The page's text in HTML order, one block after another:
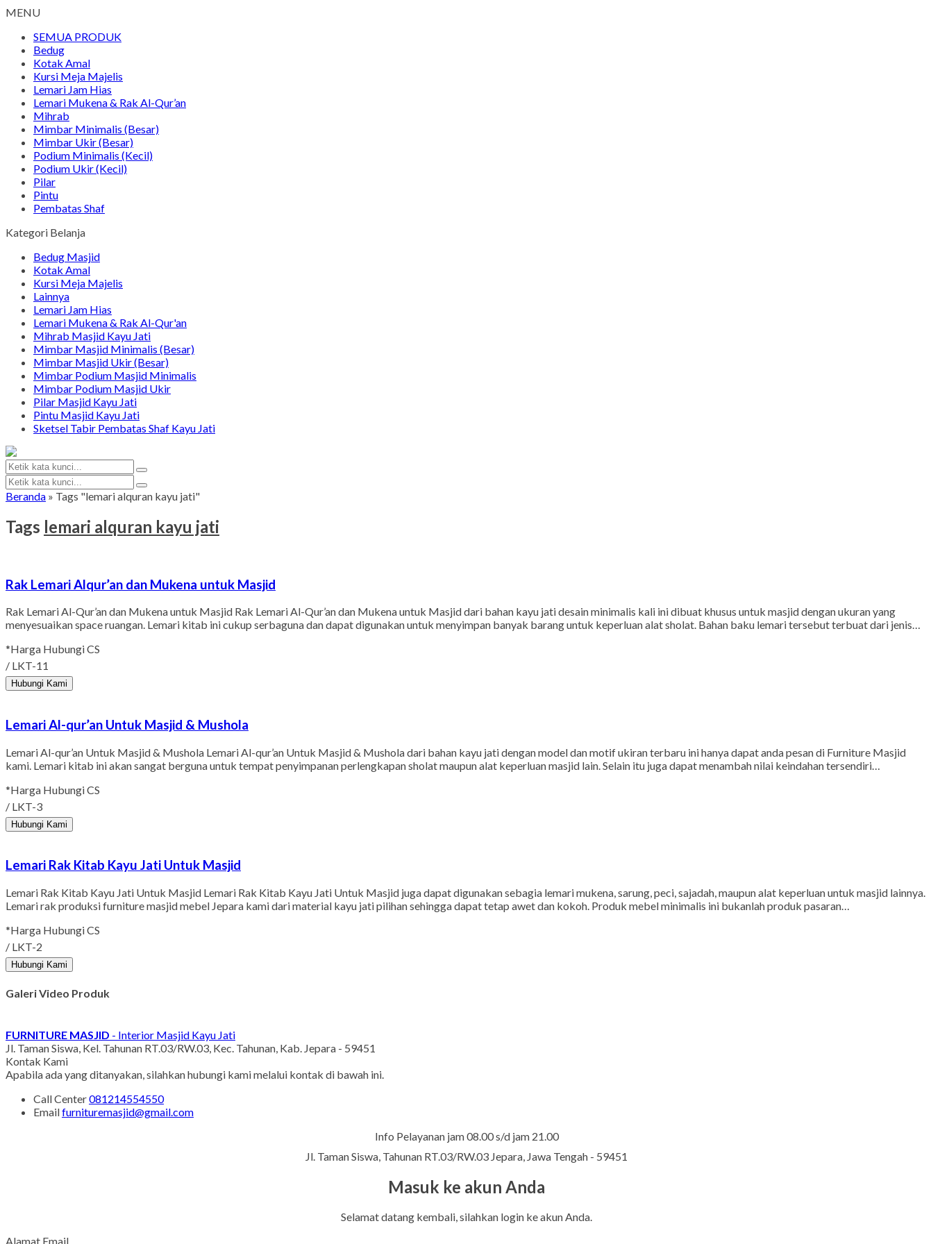
MENU
SEMUA PRODUK
Bedug
Kotak Amal
Kursi Meja Majelis
Lemari Jam Hias
Lemari Mukena & Rak Al-Qur’an
Mihrab
Mimbar Minimalis (Besar)
Mimbar Ukir (Besar)
Podium Minimalis (Kecil)
Podium Ukir (Kecil)
Pilar
Pintu
Pembatas Shaf
Kategori Belanja
Bedug Masjid
Kotak Amal
Kursi Meja Majelis
Lainnya
Lemari Jam Hias
Lemari Mukena & Rak Al-Qur'an
Mihrab Masjid Kayu Jati
Mimbar Masjid Minimalis (Besar)
Mimbar Masjid Ukir (Besar)
Mimbar Podium Masjid Minimalis
Mimbar Podium Masjid Ukir
Pilar Masjid Kayu Jati
Pintu Masjid Kayu Jati
Sketsel Tabir Pembatas Shaf Kayu Jati
Beranda » Tags "lemari alquran kayu jati"
Tags lemari alquran kayu jati
Rak Lemari Alqur’an dan Mukena untuk Masjid
Rak Lemari Al-Qur’an dan Mukena untuk Masjid Rak Lemari Al-Qur’an dan Mukena untuk Masjid dari bahan kayu jati desain minimalis kali ini dibuat khusus untuk masjid dengan ukuran yang
menyesuaikan space ruangan. Lemari kitab ini cukup serbaguna dan dapat digunakan untuk menyimpan banyak barang untuk keperluan alat sholat. Bahan baku lemari tersebut terbuat dari jenis…
*Harga Hubungi CS
/ LKT-11
Hubungi Kami
Lemari Al-qur’an Untuk Masjid & Mushola
Lemari Al-qur’an Untuk Masjid & Mushola Lemari Al-qur’an Untuk Masjid & Mushola dari bahan kayu jati dengan model dan motif ukiran terbaru ini hanya dapat anda pesan di Furniture Masjid
kami. Lemari kitab ini akan sangat berguna untuk tempat penyimpanan perlengkapan sholat maupun alat keperluan masjid lain. Selain itu juga dapat menambah nilai keindahan tersendiri…
*Harga Hubungi CS
/ LKT-3
Hubungi Kami
Lemari Rak Kitab Kayu Jati Untuk Masjid
Lemari Rak Kitab Kayu Jati Untuk Masjid Lemari Rak Kitab Kayu Jati Untuk Masjid juga dapat digunakan sebagia lemari mukena, sarung, peci, sajadah, maupun alat keperluan untuk masjid lainnya.
Lemari rak produksi furniture masjid mebel Jepara kami dari material kayu jati pilihan sehingga dapat tetap awet dan kokoh. Produk mebel minimalis ini bukanlah produk pasaran…
*Harga Hubungi CS
/ LKT-2
Hubungi Kami
Galeri Video Produk
FURNITURE MASJID - Interior Masjid Kayu Jati
Jl. Taman Siswa, Kel. Tahunan RT.03/RW.03, Kec. Tahunan, Kab. Jepara - 59451
Kontak Kami
Apabila ada yang ditanyakan, silahkan hubungi kami melalui kontak di bawah ini.
Call Center081214554550
Emailfurnituremasjid@gmail.com
Info Pelayanan jam 08.00 s/d jam 21.00
Jl. Taman Siswa, Tahunan RT.03/RW.03 Jepara, Jawa Tengah - 59451
Masuk ke akun Anda
Selamat datang kembali, silahkan login ke akun Anda.
Alamat Email